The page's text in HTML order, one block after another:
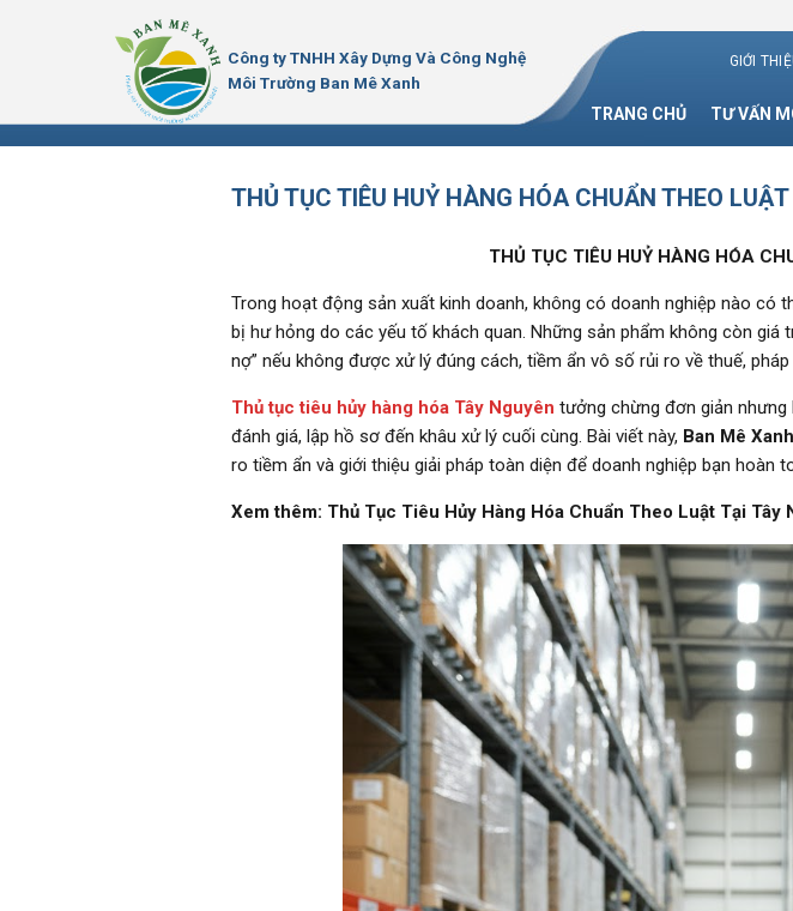
GIỚI
Công ty TNHH Xây Dựng Và Công Nghệ
Môi Trường Ban Mê Xanh
TRANG CHỦ
TƯ VẤN
THỦ TỤC TIÊU HUỶ HÀNG HÓA CHUẨN THEO
THỦ TỤC TIÊU HUỶ HÀNG HÓA
Trong hoạt động sản xuất kinh doanh, không có doanh nghiệp nào có
bị hư hỏng do các yếu tố khách quan. Những sản phẩm không còn
nợ” nếu không được xử lý đúng cách, tiềm ẩn vô số rủi ro về thuế,
Thủ tục tiêu hủy hàng hóa Tây Nguyên tưởng chừng đơn giản
đánh giá, lập hồ sơ đến khâu xử lý cuối cùng. Bài viết này, Ban Mê Xanh
ro tiềm ẩn và giới thiệu giải pháp toàn diện để doanh nghiệp bạn
Xem thêm: Thủ Tục Tiêu Hủy Hàng Hóa Chuẩn Theo Luật Tại Tây